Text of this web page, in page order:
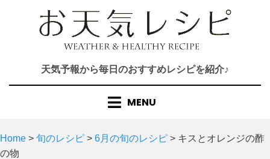
天気予報から毎日のおすすめレシピを紹介♪
MENU
Home > 旬のレシピ > 6月の旬のレシピ > キスとオレンジの酢
の物